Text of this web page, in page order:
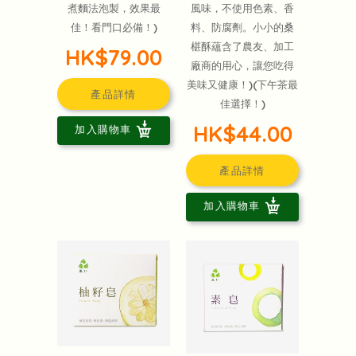
煮麵法泡製，效果最
佳！看門口必備！)
HK$79.00
產品詳情
加入購物車
風味，不使用色素、香
料、防腐劑。小小的桑
椹酥蘊含了農友、加工
廠商的用心，讓您吃得
美味又健康！)(下午茶最
佳選擇！)
HK$44.00
產品詳情
加入購物車